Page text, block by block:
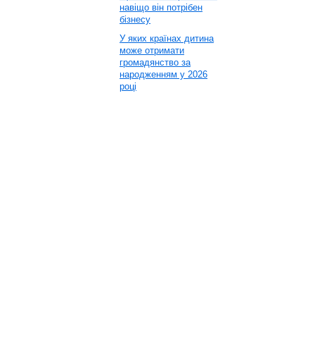
навіщо він потрібен
бізнесу
У яких країнах дитина
може отримати
громадянство за
народженням у 2026
році